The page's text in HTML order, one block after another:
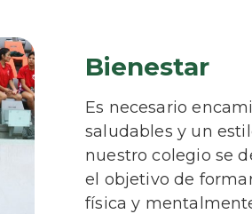
Bienestar
Es necesario
saludables y un
nuestro colegio se
el objetivo de
física y